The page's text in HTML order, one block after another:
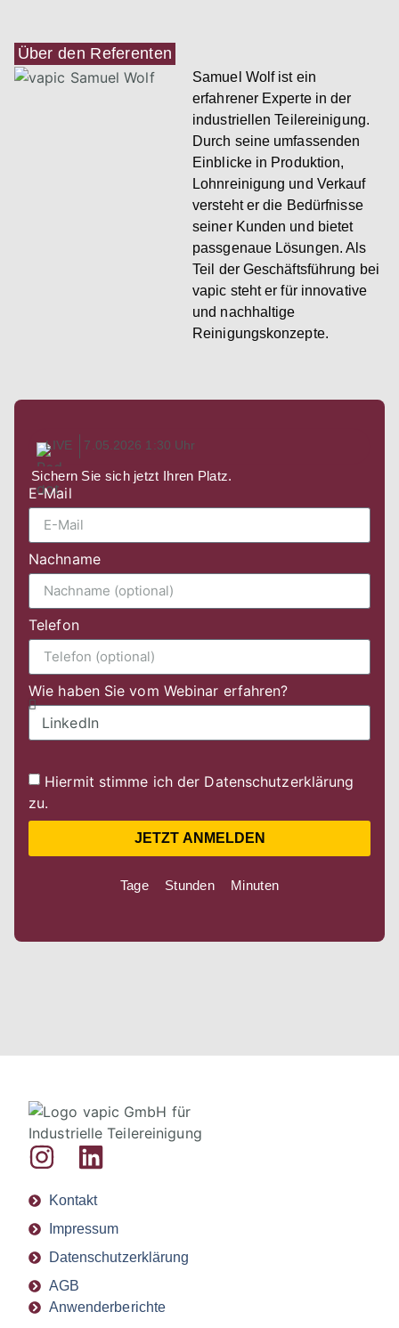
Über den Referenten
Samuel Wolf ist ein
erfahrener Experte in der
industriellen Teilereinigung.
Durch seine umfassenden
Einblicke in Produktion,
Lohnreinigung und Verkauf
versteht er die Bedürfnisse
seiner Kunden und bietet
passgenaue Lösungen. Als
Teil der Geschäftsführung bei
vapic steht er für innovative
und nachhaltige
Reinigungskonzepte.
LIVE 7.05.2026 1:30 Uhr
Sichern Sie sich jetzt Ihren Platz.
E-Mail
Nachname
Telefon
Wie haben Sie vom Webinar erfahren?
Hiermit stimme ich der Datenschutzerklärung
zu.
JETZT ANMELDEN
Tage Stunden Minuten
Anwenderberichte
Kontakt
Impressum
Datenschutzerklärung
AGB